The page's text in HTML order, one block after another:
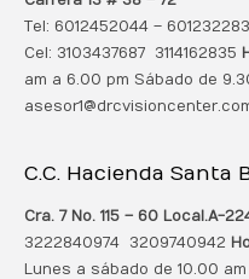
Tel: 6012452044 –
Cel: 3103437687 3114162835
am a 6.00 pm Sábado de
C.C. Hacienda Santa
Cra. 7 No. 115 – 60 Local.A-
3222840974 3209740942
Lunes a sábado de 10.00